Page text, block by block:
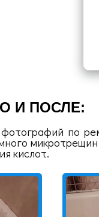
И ПОСЛЕ:
по
кислот.